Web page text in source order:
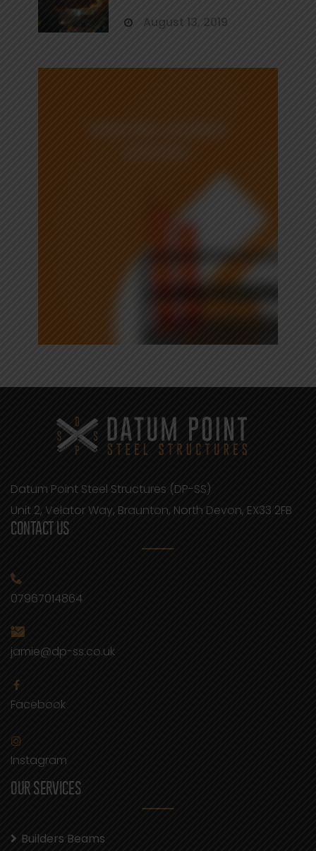
August 13, 2019
Datum Point Steel Structures (DP-SS)
Unit 2, Velator Way, Braunton, North Devon, EX33 2FB
CONTACT US
07967014864
jamie@dp-ss.co.uk
Facebook
Instagram
OUR SERVICES
Builders Beams